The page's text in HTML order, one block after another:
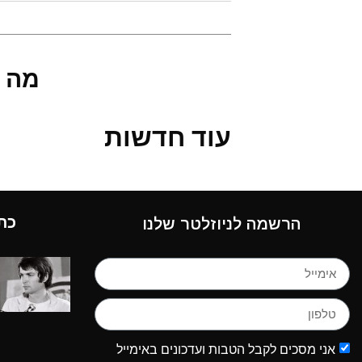
מה
עוד חדשות
הרשמה לניוזלטר שלנו
אני מסכים לקבל הטבות ועדכונים באימייל